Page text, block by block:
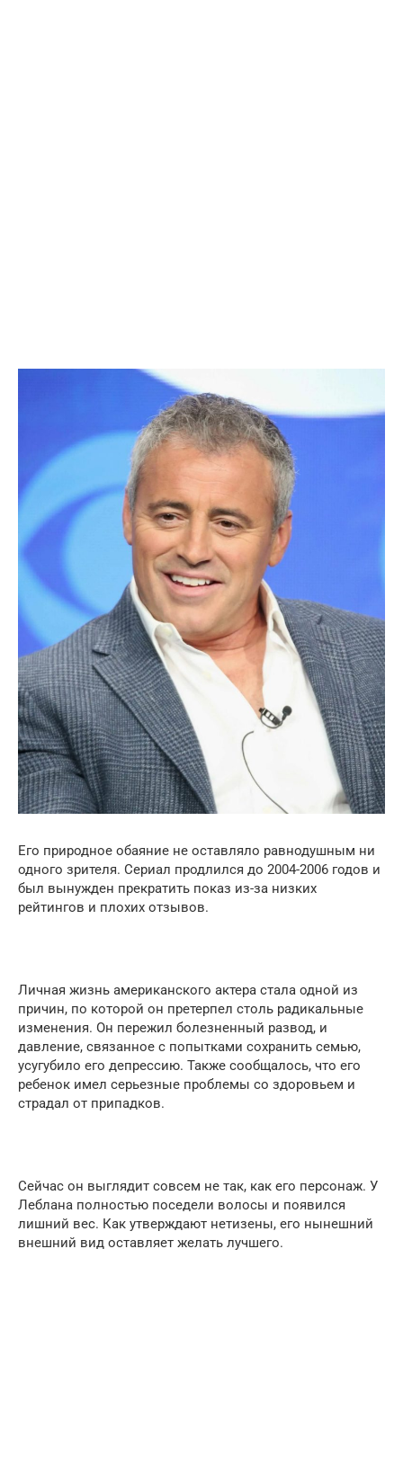
Его природное обаяние не оставляло равнодушным ни
одного зрителя. Сериал продлился до 2004-2006 годов и
был вынужден прекратить показ из-за низких
рейтингов и плохих отзывов.
Личная жизнь американского актера стала одной из
причин, по которой он претерпел столь радикальные
изменения. Он пережил болезненный развод, и
давление, связанное с попытками сохранить семью,
усугубило его депрессию. Также сообщалось, что его
ребенок имел серьезные проблемы со здоровьем и
страдал от припадков.
Сейчас он выглядит совсем не так, как его персонаж. У
Леблана полностью поседели волосы и появился
лишний вес. Как утверждают нетизены, его нынешний
внешний вид оставляет желать лучшего.